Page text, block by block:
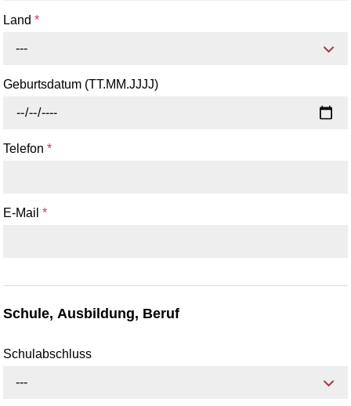
Land*
---
Geburtsdatum (TT.MM.JJJJ)
Telefon*
E-Mail*
Schule, Ausbildung, Beruf
Schulabschluss
---